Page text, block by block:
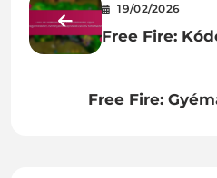
19/02/2026
Free Fire:
kapcsolódó
Free Fire: